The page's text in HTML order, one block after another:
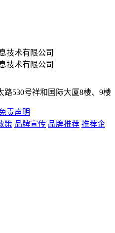
技术有限公司
技术有限公司
路530号祥和国际大厦8楼、9楼
责声明
策 品牌宣传 品牌推荐 推荐企